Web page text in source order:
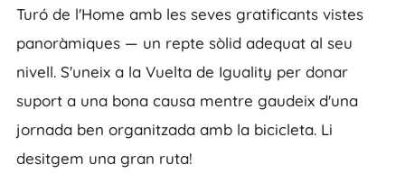
Turó de l'Home amb les seves gratificants vistes
panoràmiques — un repte sòlid adequat al seu
nivell. S'uneix a la Vuelta de Iguality per donar
suport a una bona causa mentre gaudeix d'una
jornada ben organitzada amb la bicicleta. Li
desitgem una gran ruta!